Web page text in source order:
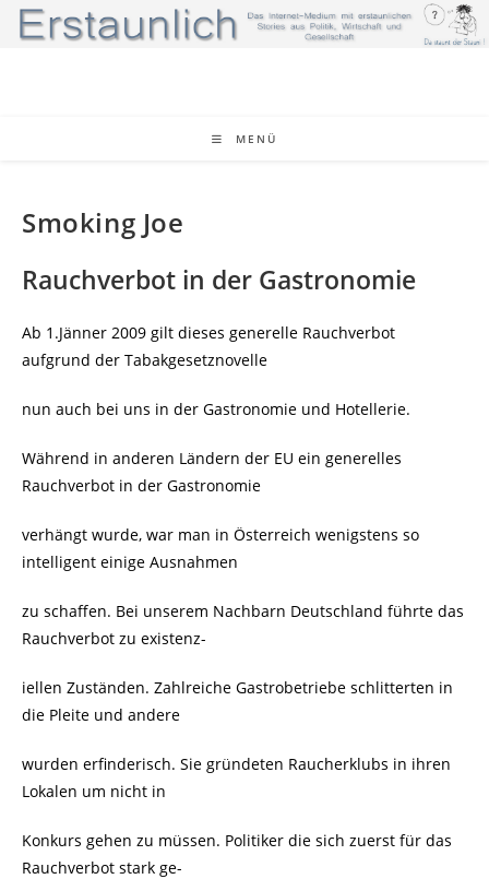
Zum
Inhalt
MENÜ
Smoking Joe
Rauchverbot in der Gastronomie
Ab 1.Jänner 2009 gilt dieses generelle Rauchverbot
aufgrund der Tabakgesetznovelle
nun auch bei uns in der Gastronomie und Hotellerie.
Während in anderen Ländern der EU ein generelles
Rauchverbot in der Gastronomie
verhängt wurde, war man in Österreich wenigstens so
intelligent einige Ausnahmen
zu schaffen. Bei unserem Nachbarn Deutschland führte das
Rauchverbot zu existenz-
iellen Zuständen. Zahlreiche Gastrobetriebe schlitterten in
die Pleite und andere
wurden erfinderisch. Sie gründeten Raucherklubs in ihren
Lokalen um nicht in
Konkurs gehen zu müssen. Politiker die sich zuerst für das
Rauchverbot stark ge-